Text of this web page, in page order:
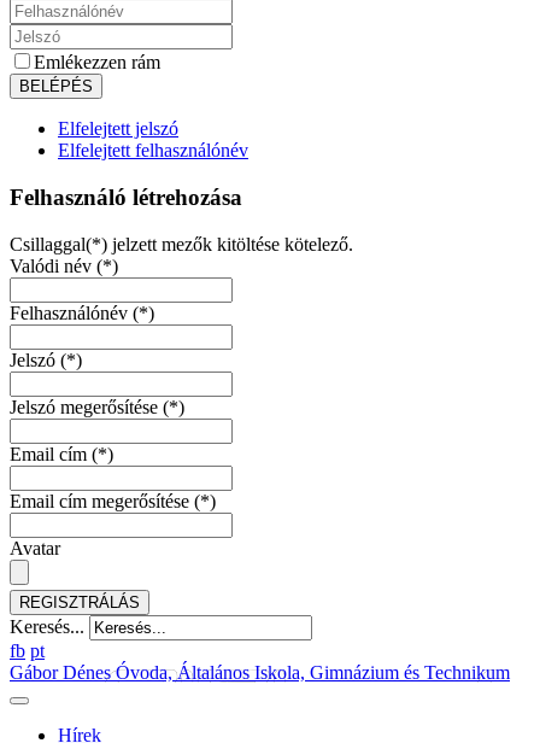
Emlékezzen rám
Elfelejtett jelszó
Elfelejtett felhasználónév
Felhasználó létrehozása
Csillaggal(*) jelzett mezők kitöltése kötelező.
Valódi név (*)
Felhasználónév (*)
Jelszó (*)
Jelszó megerősítése (*)
Email cím (*)
Email cím megerősítése (*)
Avatar
REGISZTRÁLÁS
Keresés...
fb pt
Gábor Dénes Óvoda, Általános Iskola, Gimnázium és Technikum
Hírek